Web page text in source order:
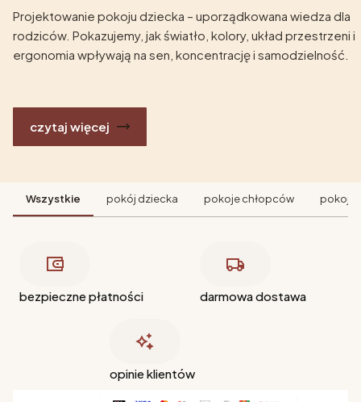
Projektowanie pokoju dziecka – uporządkowana wiedza dla
rodziców. Pokazujemy, jak światło, kolory, układ przestrzeni i
ergonomia wpływają na sen, koncentrację i samodzielność.
czytaj więcej
Wszystkie pokój dziecka pokoje chłopców pokoje
bezpieczne płatności darmowa dostawa
opinie klientów